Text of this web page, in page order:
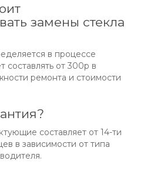
замены стекла
в процессе
составлять от 300р в
ремонта и стоимости
составляет от 14-ти
в зависимости от типа